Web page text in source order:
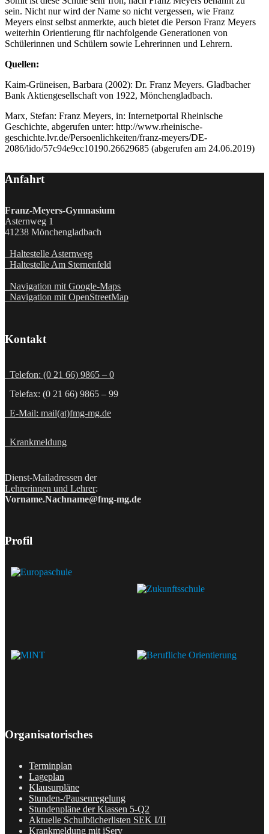
sein. Nicht nur wird der Name so nicht vergessen, wie Franz
Meyers einst selbst anmerkte, auch bietet die Person Franz Meyers
weiterhin Orientierung für nachfolgende Generationen von
Schülerinnen und Schülern sowie Lehrerinnen und Lehrern.
Quellen:
Kaim-Grüneisen, Barbara (2002): Dr. Franz Meyers. Gladbacher
Bank Aktiengesellschaft von 1922, Mönchengladbach.
Marx, Stefan: Franz Meyers, in: Internetportal Rheinische
Geschichte, abgerufen unter: http://www.rheinische-
geschichte.lvr.de/Persoenlichkeiten/franz-meyers/DE-
2086/lido/57c94e9cc10190.26629685 (abgerufen am 24.06.2019)
Anfahrt
Franz-Meyers-Gymnasium
Asternweg 1
41238 Mönchengladbach
Haltestelle Asternweg
Haltestelle Am Sternenfeld
Navigation mit Google-Maps
Navigation mit OpenStreetMap
Kontakt
Telefon: (0 21 66) 9865 – 0
Telefax: (0 21 66) 9865 – 99
E-Mail: mail(at)fmg-mg.de
Krankmeldung
Dienst-Mailadressen der
Lehrerinnen und Lehrer:
Vorname.Nachname@fmg-mg.de
Profil
Organisatorisches
Terminplan
Lageplan
Klausurpläne
Stunden-/Pausenregelung
Stundenpläne der Klassen 5-Q2
Aktuelle Schulbücherlisten SEK I/II
Krankmeldung mit iServ